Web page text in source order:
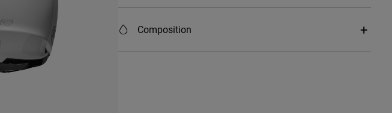
Composition